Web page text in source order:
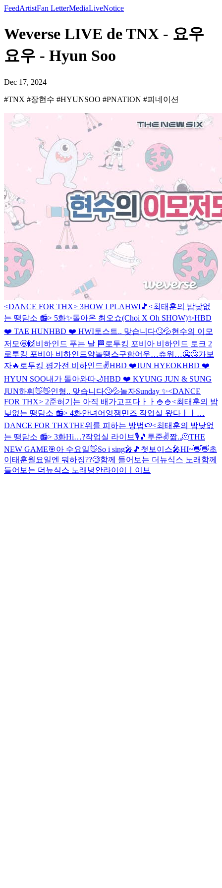
FeedArtistFan LetterMediaLiveNotice
Weverse LIVE de TNX - 요우
요우 - Hyun Soo
Dec 17, 2024
#TNX #장현수 #HYUNSOO #PNATION #피네이션
<DANCE FOR THX> 3HOW I PLAHWI🎵 <최태훈의 밤낮없
는 땡담소 📻> 5화✨돌아온 최오쇼(Choi X Oh SHOW)✨HBD
❤️ TAE HUNHBD ❤️ HWI토스트.. 맞습니다🙄💦현수의 이모
저모🤩🙌 비하인드 푸는 날 🏁 로투킹 포비아 비하인드 토크 2
로투킹 포비아 비하인드얌놀땡스구함어우…츄워…🥶🙄가보
자🔥 로투킹 평가전 비하인드✌️HBD ❤️JUN HYEOKHBD ❤️
HYUN SOO내가 돌아와따🌙HBD ❤️ KYUNG JUN & SUNG
JUN하휘👋👋인형.. 맞습니다🙄💦놀자Sunday ✨<DANCE
FOR THX> 2준혀기는 아직 배가고프다ㅏㅏ🍚🍚<최태훈의 밤
낮없는 땡담소 📻> 4화안녀어엉잼민즈 작업실 왔다ㅏㅏ…
DANCE FOR THXTHE위를 피하는 방법🍉<최태훈의 밤낮없
는 땡담소 📻> 3화Hi…?작업실 라이브🎙🎵 투준✌️짧..🫠THE
NEW GAME🎯아 수요일👋So i sing🎤🎵 첫보이스🎤HI~👋👋초
이태훈월요일엔 뭐하징??🧐함께 들어보는 더뉴식스 노래 함께
들어보는 더뉴식스 노래 녕안라이이ㅣ이브